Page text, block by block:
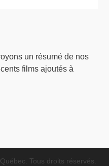
un résumé de nos
films ajoutés à
Tous droits réservés.